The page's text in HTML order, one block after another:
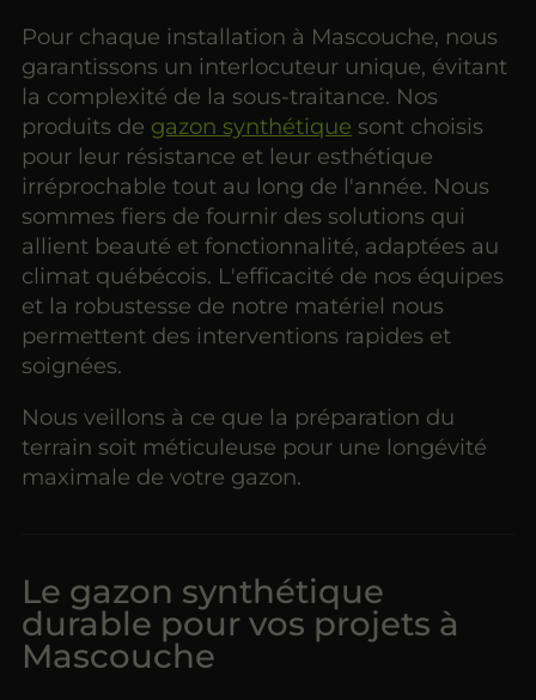
Pour chaque installation à Mascouche, nous
garantissons un interlocuteur unique, évitant
la complexité de la sous-traitance. Nos
produits de gazon synthétique sont choisis
pour leur résistance et leur esthétique
irréprochable tout au long de l'année. Nous
sommes fiers de fournir des solutions qui
allient beauté et fonctionnalité, adaptées au
climat québécois. L'efficacité de nos équipes
et la robustesse de notre matériel nous
permettent des interventions rapides et
soignées.
Nous veillons à ce que la préparation du
terrain soit méticuleuse pour une longévité
maximale de votre gazon.
Le gazon synthétique
durable pour vos projets à
Mascouche